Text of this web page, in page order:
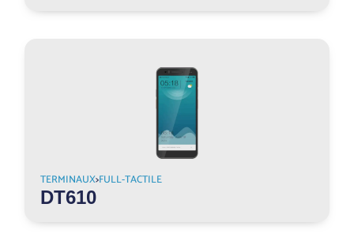
TERMINAUX>FULL-TACTILE
DT610